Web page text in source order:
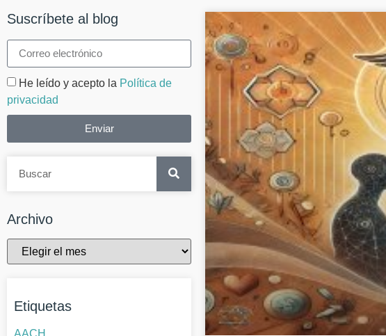
Suscríbete al blog
He leído y acepto la Política de
privacidad
Enviar
Archivo
Etiquetas
AACH